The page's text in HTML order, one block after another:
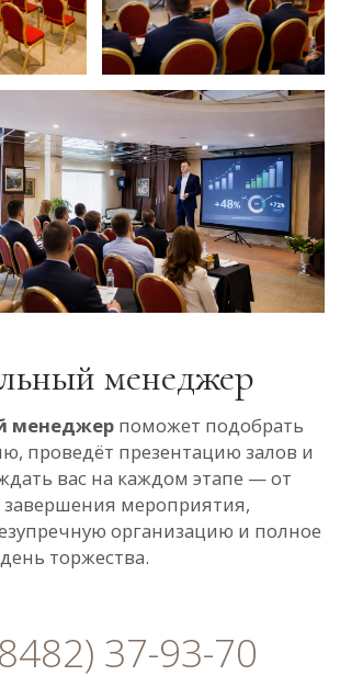
37-93-70
деловых
подтверждает:
кофе-брейк — это не
часть атмосферы и статуса
гастрономические
дополняют
и бизнес-встречи,
гостей и задавая
форумов,
и презентаций мы
техническое
реализовать
масштаба — от камерной
бизнес-
система Dynacord: 2